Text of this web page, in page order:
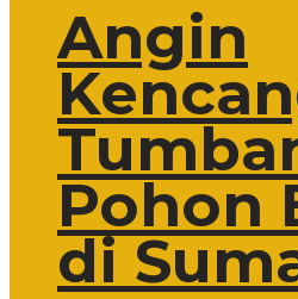
Angin
Pohon
di